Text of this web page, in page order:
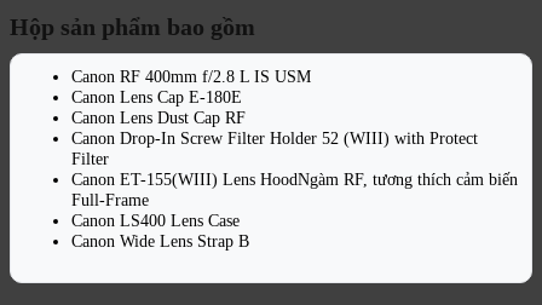
Hộp sản phẩm bao gồm
Canon RF 400mm f/2.8 L IS USM
Canon Lens Cap E-180E
Canon Lens Dust Cap RF
Canon Drop-In Screw Filter Holder 52 (WIII) with Protect
Filter
Canon ET-155(WIII) Lens HoodNgàm RF, tương thích cảm biến
Full-Frame
Canon LS400 Lens Case
Canon Wide Lens Strap B